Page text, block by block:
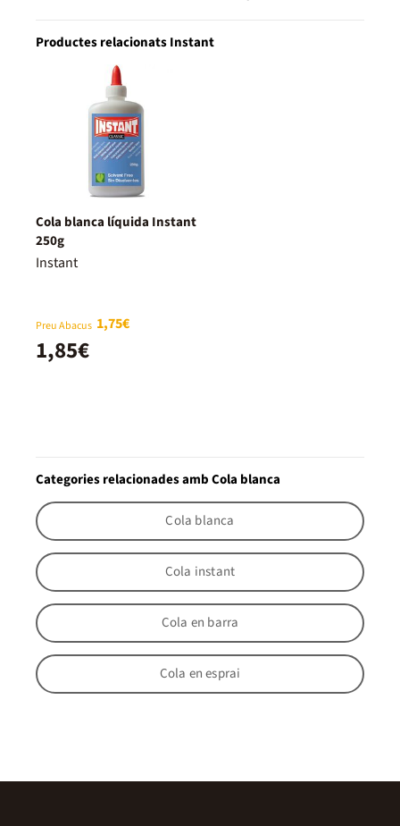
Productes relacionats Instant
Cola blanca líquida Instant
250g
Instant
Preu Abacus 1,75€
1,85€
Categories relacionades amb Cola blanca
Cola blanca
Cola instant
Cola en barra
Cola en esprai